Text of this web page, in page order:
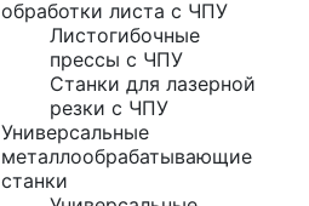
обработки листа с ЧПУ
Листогибочные
прессы с ЧПУ
Станки для лазерной
резки с ЧПУ
Универсальные
металлообрабатывающие
станки